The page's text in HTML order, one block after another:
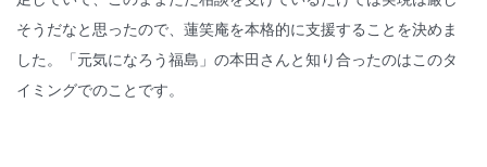
そうだなと思ったので、蓮笑庵を本格的に支援することを決めま
した。「元気になろう福島」の本田さんと知り合ったのはこのタ
イミングでのことです。